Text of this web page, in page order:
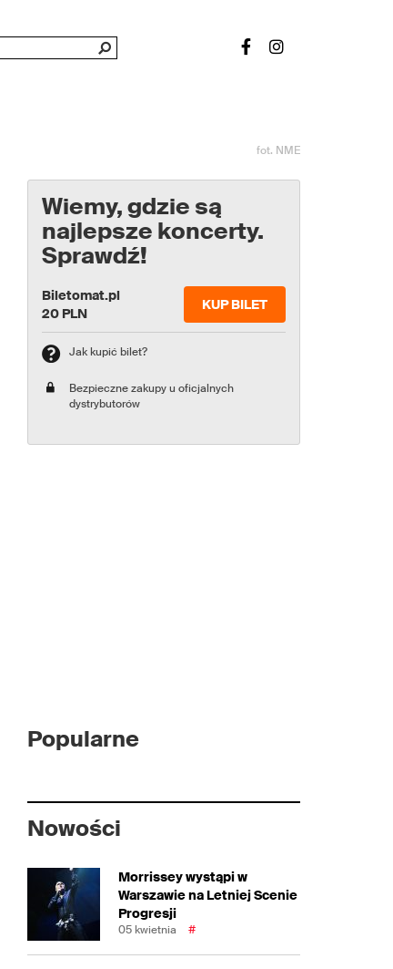
fot. NME
Wiemy, gdzie są
najlepsze koncerty.
Sprawdź!
Biletomat.pl
20 PLN
KUP BILET
Jak kupić bilet?
Bezpieczne zakupy u oficjalnych
dystrybutorów
Popularne
Nowości
Morrissey wystąpi w
Warszawie na Letniej Scenie
Progresji
05 kwietnia #